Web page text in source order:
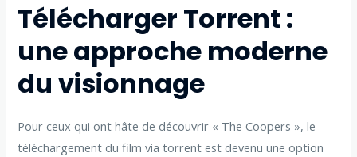
Télécharger Torrent :
une approche moderne
du visionnage
Pour ceux qui ont hâte de découvrir « The Coopers », le
téléchargement du film via torrent est devenu une option